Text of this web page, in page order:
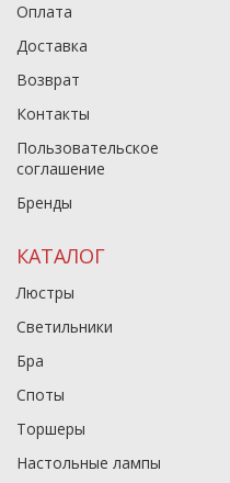
Оплата
Доставка
Возврат
Контакты
Пользовательское
соглашение
Бренды
КАТАЛОГ
Люстры
Светильники
Бра
Споты
Торшеры
Настольные лампы